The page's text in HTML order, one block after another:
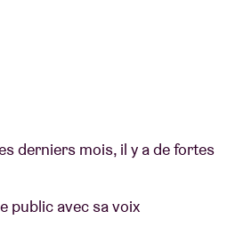
derniers mois, il y a de fortes
public avec sa voix